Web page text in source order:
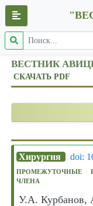
ВЕСТНИК
СКАЧАТЬ PDF
Хирургия doi:
ПРОМЕЖУТОЧНЫЕ
ЧЛЕНА
У.А. Курбанов,